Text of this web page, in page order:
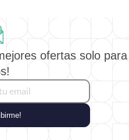
ofertas solo para